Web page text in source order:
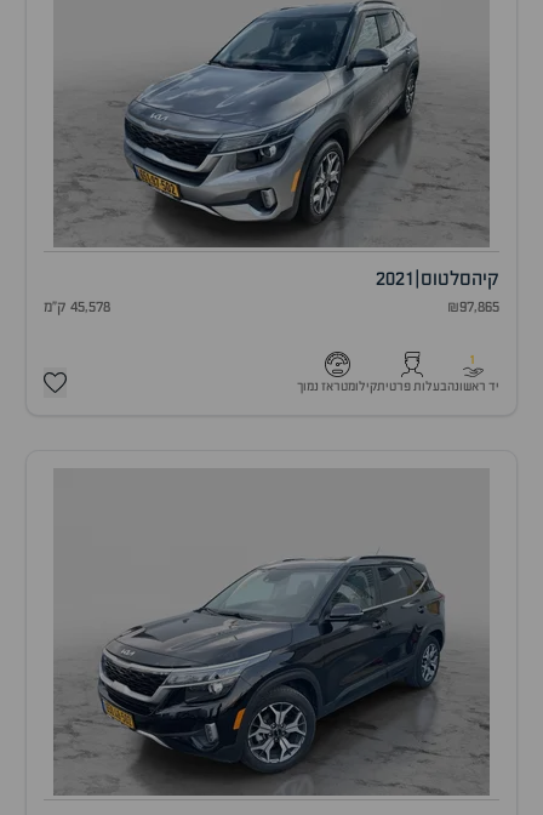
קיהסלטוס 2021
₪97,865 45,578 ק"מ
1
יד ראשונהבעלות פרטיתקילומטראז נמוך